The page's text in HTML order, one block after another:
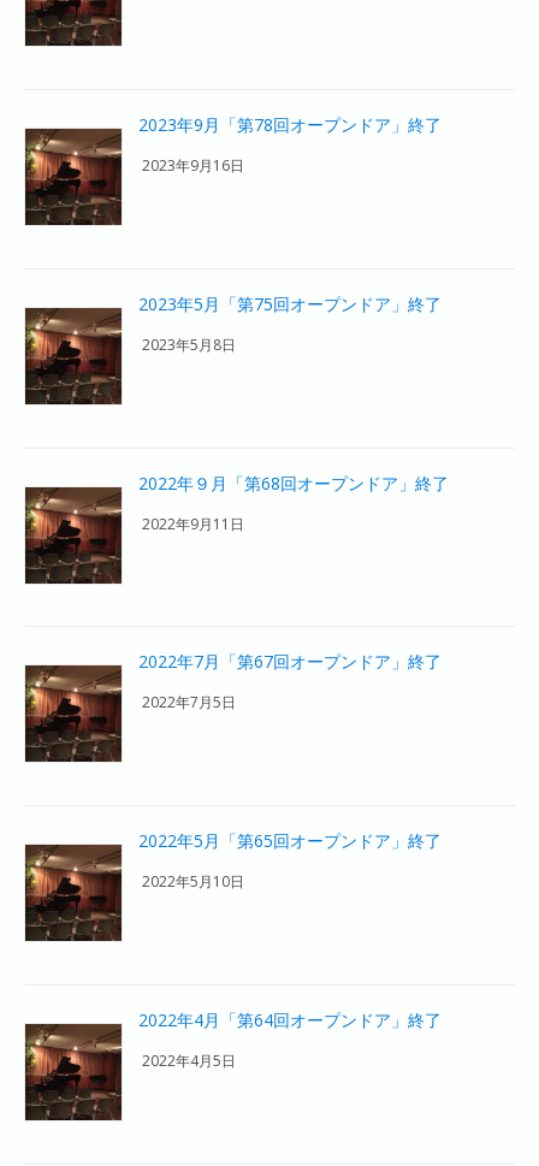
2023年9月「第78回オープンドア」終了
2023年9月16日
2023年5月「第75回オープンドア」終了
2023年5月8日
2022年９月「第68回オープンドア」終了
2022年9月11日
2022年7月「第67回オープンドア」終了
2022年7月5日
2022年5月「第65回オープンドア」終了
2022年5月10日
2022年4月「第64回オープンドア」終了
2022年4月5日